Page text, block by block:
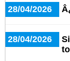
28/04/2026
28/04/2026